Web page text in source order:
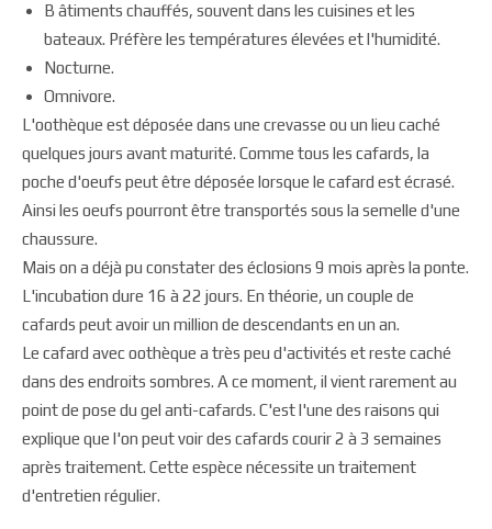
B âtiments chauffés, souvent dans les cuisines et les
bateaux. Préfère les températures élevées et l'humidité.
Nocturne.
Omnivore.
L'oothèque est déposée dans une crevasse ou un lieu caché
quelques jours avant maturité. Comme tous les cafards, la
poche d'oeufs peut être déposée lorsque le cafard est écrasé.
Ainsi les oeufs pourront être transportés sous la semelle d'une
chaussure.
Mais on a déjà pu constater des éclosions 9 mois après la ponte.
L'incubation dure 16 à 22 jours. En théorie, un couple de
cafards peut avoir un million de descendants en un an.
Le cafard avec oothèque a très peu d'activités et reste caché
dans des endroits sombres. A ce moment, il vient rarement au
point de pose du gel anti-cafards. C'est l'une des raisons qui
explique que l'on peut voir des cafards courir 2 à 3 semaines
après traitement. Cette espèce nécessite un traitement
d'entretien régulier.